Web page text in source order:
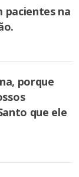
pacientes na
porque
que ele